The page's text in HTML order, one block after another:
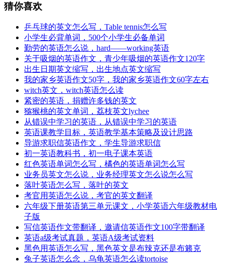
猜你喜欢
乒乓球的英文怎么写，Table tennis怎么写
小学生必背单词，500个小学生必备单词
勤劳的英语怎么说，hard――working英语
关于吸烟的英语作文，青少年吸烟的英语作文120字
出生日期英文缩写，出生地点英文缩写
我的家乡英语作文50字，我的家乡英语作文60字左右
witch英文，witch英语怎么读
紧密的英语，捐赠许多钱的英文
猕猴桃的英文单词，荔枝英文lychee
从错误中学习的英语，从错误中学习的英语
英语课教学目标，英语教学基本策略及设计思路
导游求职信英语作文，学生导游求职信
初一英语教科书，初一电子课本英语
红色英语单词怎么写，橘色的英语单词怎么写
业务员英文怎么说，业务经理英文怎么说怎么写
落叶英语怎么写，落叶的英文
考官用英语怎么说，考官的英文翻译
六年级下册英语第三单元课文，小学英语六年级教材电
子版
写信英语作文带翻译，邀请信英语作文100字带翻译
英语a级考试真题，英语A级考试资料
黑色用英语怎么写，黑色英文是布辣克还是布籁克
兔子英语怎么念，乌龟英语怎么读tortoise